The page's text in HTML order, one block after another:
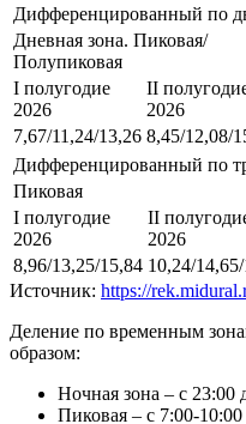
Дифференцированный по
Дневная зона. Пиковая/
Полупиковая
I полугодие
2026
II
2026
7,67/11,24/13,26 8,45/12,08/
Дифференцированный по
Пиковая
I полугодие
2026
II
2026
8,96/13,25/15,84 10,24/
Источник: https://
Деление по временным
образом:
Ночная зона – с 23:00
Пиковая – с 7:00-